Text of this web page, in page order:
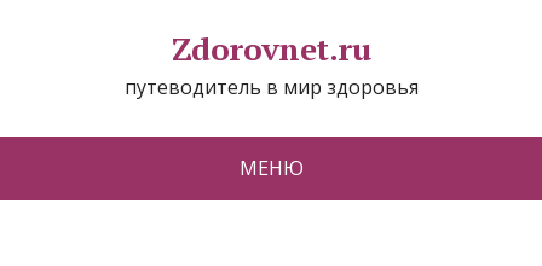
Zdorovnet.ru
путеводитель в мир здоровья
МЕНЮ